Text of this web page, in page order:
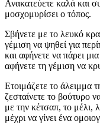
Ανακατεύετε καλά και
μοσχομυρίσει ο τόπος.
Σβήνετε με το λευκό
γέμιση να ψηθεί για
και αφήνετε να πάρει
αφήνετε τη γέμιση να
Ετοιμάζετε το άλειμμα
ζεσταίνετε το βούτυρο
με την κέτσαπ, το μέλι,
μέχρι να γίνει ένα